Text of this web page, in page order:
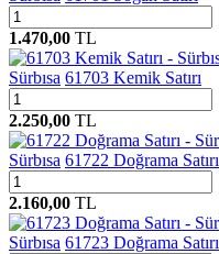
1.470,00 TL
Sürbısa 61703 Kemik Satırı
2.250,00 TL
Sürbısa 61722 Doğrama Satırı
2.160,00 TL
Sürbısa 61723 Doğrama Satırı